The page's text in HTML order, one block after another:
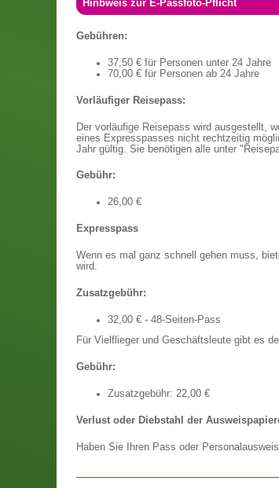
Hinbweis zur E-Passfoto-Pflicht
Gebühren:
37,50 € für Personen unter 24 Jahre
70,00 € für Personen ab 24 Jahre
Vorläufiger Reisepass:
Der vorläufige Reisepass wird ausgestellt,
eines Expresspasses nicht rechtzeitig
Jahr gültig. Sie benötigen alle unter
Gebühr:
26,00 €
Expresspass
Wenn es mal ganz schnell gehen muss,
wird.
Zusatzgebühr:
32,00 € - 48-Seiten-Pass
Für Vielflieger und Geschäftsleute gibt es
Gebühr:
Zusatzgebühr: 22,00 €
Verlust oder Diebstahl der
Haben Sie Ihren Pass oder